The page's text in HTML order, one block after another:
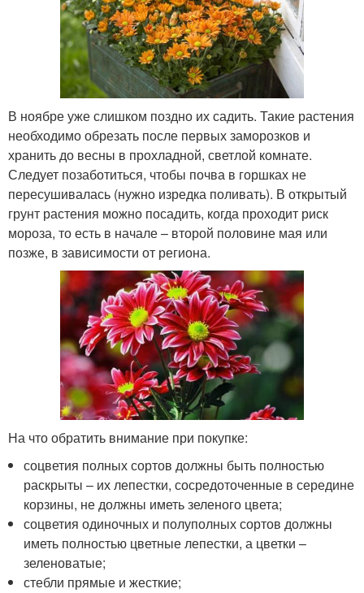
В ноябре уже слишком поздно их садить. Такие растения
необходимо обрезать после первых заморозков и
хранить до весны в прохладной, светлой комнате.
Следует позаботиться, чтобы почва в горшках не
пересушивалась (нужно изредка поливать). В открытый
грунт растения можно посадить, когда проходит риск
мороза, то есть в начале – второй половине мая или
позже, в зависимости от региона.
На что обратить внимание при покупке:
соцветия полных сортов должны быть полностью
раскрыты – их лепестки, сосредоточенные в середине
корзины, не должны иметь зеленого цвета;
соцветия одиночных и полуполных сортов должны
иметь полностью цветные лепестки, а цветки –
зеленоватые;
стебли прямые и жесткие;